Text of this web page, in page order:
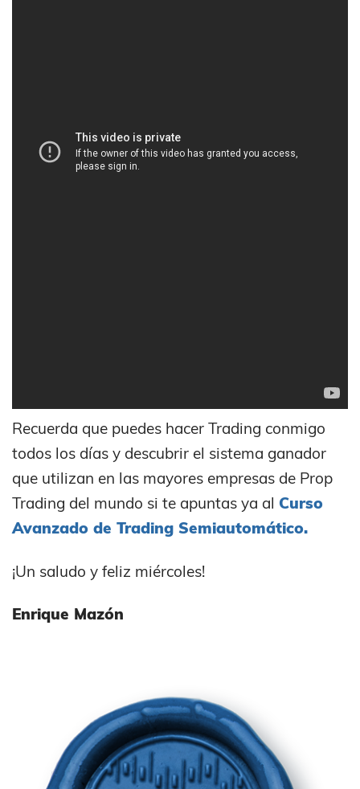
Recuerda que puedes hacer Trading conmigo
todos los días y descubrir el sistema ganador
que utilizan en las mayores empresas de Prop
Trading del mundo si te apuntas ya al Curso
Avanzado de Trading Semiautomático.
¡Un saludo y feliz miércoles!
Enrique Mazón